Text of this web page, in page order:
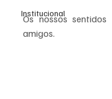
Institucional
Os nossos
amigos.